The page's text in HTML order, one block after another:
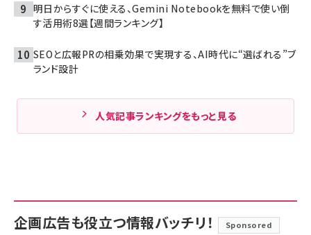
明日からすぐに使える、Gemini Notebookを無料で使い倒
す活用術8選【週間ランキング】
SEOと広報PRの相乗効果で実現する、AI時代に“選ばれる”ブ
ランド設計
人気記事ランキングをもっと見る
企画広告も役立つ情報バッチリ！ Sponsored